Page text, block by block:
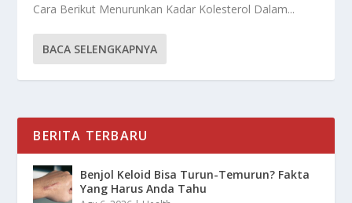
Cara Berikut Menurunkan Kadar Kolesterol Dalam...
BACA SELENGKAPNYA
BERITA TERBARU
Benjol Keloid Bisa Turun-Temurun? Fakta
Yang Harus Anda Tahu